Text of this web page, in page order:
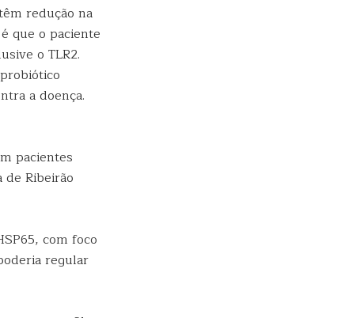
redução na
que o paciente
o TLR2.
a doença.
pacientes
Ribeirão
com foco
regular